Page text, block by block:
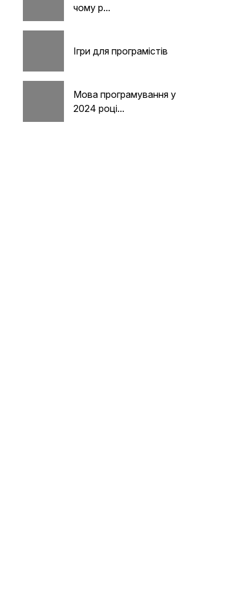
чому р...
Ігри для програмістів
Мова програмування у
2024 році...